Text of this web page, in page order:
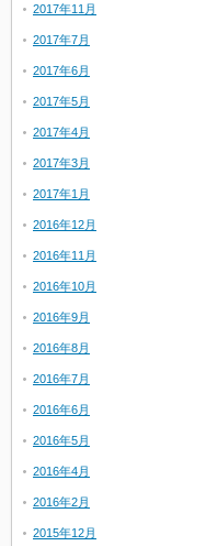
2017年11月
2017年7月
2017年6月
2017年5月
2017年4月
2017年3月
2017年1月
2016年12月
2016年11月
2016年10月
2016年9月
2016年8月
2016年7月
2016年6月
2016年5月
2016年4月
2016年2月
2015年12月